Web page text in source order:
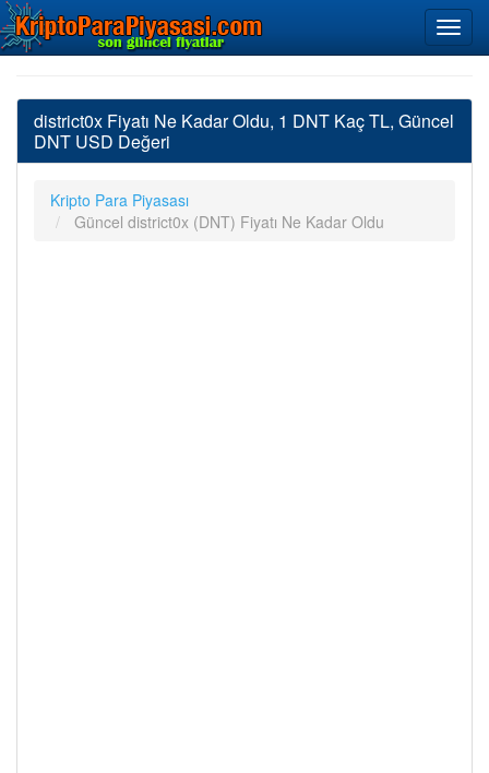
district0x Fiyatı Ne Kadar Oldu, 1 DNT Kaç TL, Güncel
DNT USD Değeri
Kripto Para Piyasası
Güncel district0x (DNT) Fiyatı Ne Kadar Oldu